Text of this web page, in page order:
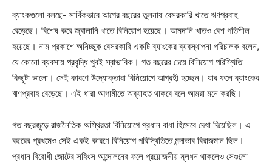
ব্যাংকগুলো বলছে- সার্বিকভাবে আগের বছরের তুলনায় বেসরকারি খাতে ঋণপ্রবাহ
বেড়েছে। বিশেষ করে জ্বালানি খাতে বিনিয়োগ হয়েছে। আমদানি খাতও বেশ গতিশীল
হয়েছে। নাম প্রকাশে অনিচ্ছুক বেসরকারি একটি ব্যাংকের ব্যবস্থাপনা পরিচালক বলেন,
যে কোনো ব্যবসায় প্রবৃদ্ধি খুবই স্বাভাবিক। গত বছরের চেয়ে বিনিয়োগ পরিস্থিতি
কিছুটা ভালো। সেই কারণে উদ্যোক্তারা বিনিয়োগে আগ্রহী হচ্ছেন। যার ফলে ব্যাংকের
ঋণপ্রবাহ বেড়েছে। এই ধারা আগামীতে অব্যাহত থাকবে বলে আমরা মনে করছি।
গত বছরজুড়ে রাজনৈতিক অস্থিরতা বিনিয়োগে প্রধান বাধা হিসেবে দেখা দিয়েছিল। এ
বছরের প্রথমেও সেই একই কারণে বিনিয়োগ পরিস্থিতিতে মন্দাভাব বিরাজমান ছিল।
প্রধান বিরোধী জোটের সহিংস আন্দোলনের ফলে প্রয়োজনীয় মূলধন থাকলেও সেগুলো